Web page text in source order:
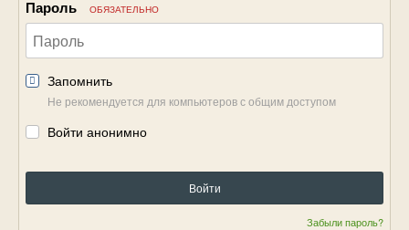
Пароль ОБЯЗАТЕЛЬНО
Запомнить
Не рекомендуется для компьютеров с общим доступом
Войти анонимно
Войти
Забыли пароль?